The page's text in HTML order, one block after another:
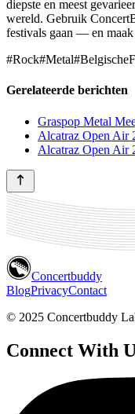
diepste en meest
wereld. Gebruik
festivals gaan — en
#Rock#Metal
Gerelateerde berichten
Graspop Metal
Alcatraz Open
Alcatraz Open
Concertbuddy
BlogPrivacyContact
© 2025 Concertbuddy
Connect With